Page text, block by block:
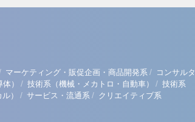
マーケティング・販促企画・商品開発系 / コンサルタ
） / 技術系（機械・メカトロ・自動車） / 技術系
） / サービス・流通系 / クリエイティブ系